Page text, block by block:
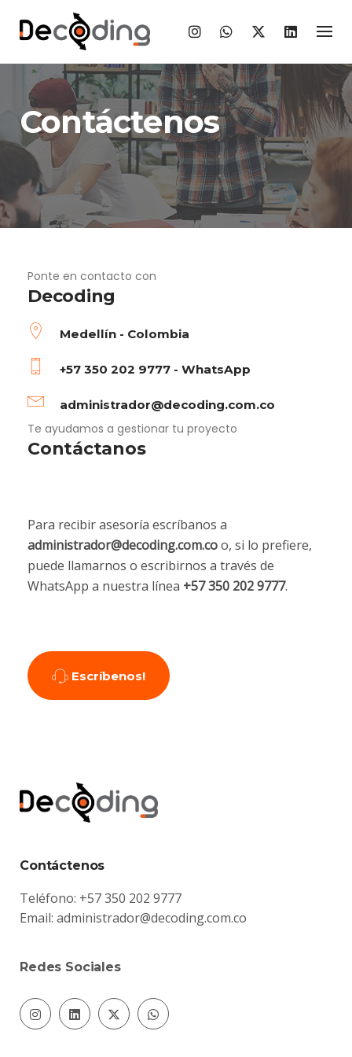
Contáctenos
Ponte en contacto con
Decoding
Medellín - Colombia
+57 350 202 9777 - WhatsApp
administrador@decoding.com.co
Te ayudamos a gestionar tu proyecto
Contáctanos
Para recibir asesoría escríbanos a
administrador@decoding.com.coo, si lo prefiere,
puede llamarnos o escribirnos a través de
WhatsApp a nuestra línea +57 350 202 9777.
Escríbenos!
Contáctenos
Teléfono: +57 350 202 9777
Email: administrador@decoding.com.co
Redes Sociales